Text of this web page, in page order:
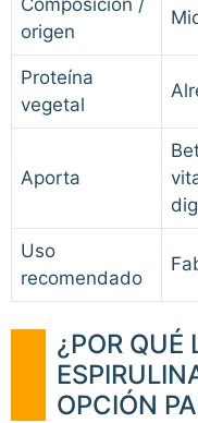
origen
Proteína
vegetal
Aporta
Uso
recomendado
¿POR QUÉ
OPCIÓN